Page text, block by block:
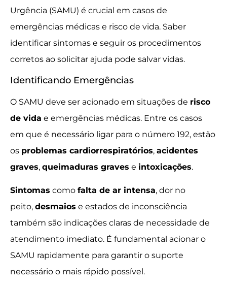
Urgência (SAMU) é crucial em casos de
emergências médicas e risco de vida. Saber
identificar sintomas e seguir os procedimentos
corretos ao solicitar ajuda pode salvar vidas.
Identificando Emergências
O SAMU deve ser acionado em situações de risco
de vida e emergências médicas. Entre os casos
em que é necessário ligar para o número 192, estão
os problemas cardiorrespiratórios, acidentes
graves, queimaduras graves e intoxicações.
Sintomas como falta de ar intensa, dor no
peito, desmaios e estados de inconsciência
também são indicações claras de necessidade de
atendimento imediato. É fundamental acionar o
SAMU rapidamente para garantir o suporte
necessário o mais rápido possível.